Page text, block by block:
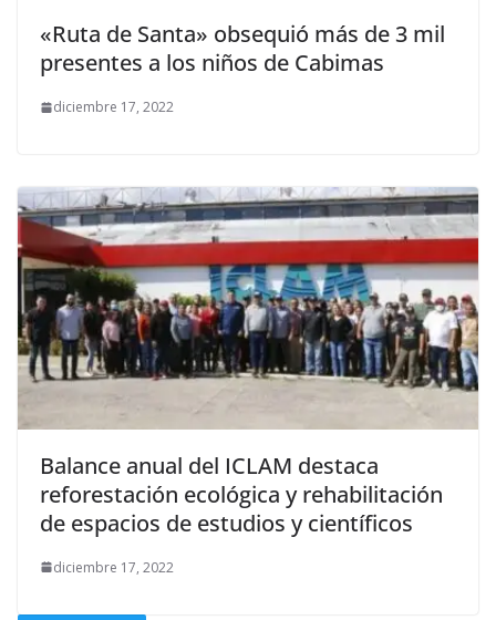
«Ruta de Santa» obsequió más de 3 mil
presentes a los niños de Cabimas
diciembre 17, 2022
Balance anual del ICLAM destaca
reforestación ecológica y rehabilitación
de espacios de estudios y científicos
diciembre 17, 2022